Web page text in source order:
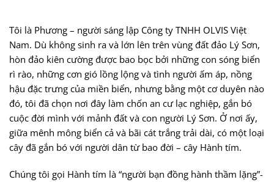
Tôi là Phương – người sáng lập Công ty TNHH OLVIS Việt
Nam. Dù không sinh ra và lớn lên trên vùng đất đảo Lý Sơn,
hòn đảo kiên cường được bao bọc bởi những con sóng biển
rì rào, những cơn gió lồng lộng và tình người ấm áp, nồng
hậu đặc trưng của miền biển, nhưng bằng một cơ duyên nào
đó, tôi đã chọn nơi đây làm chốn an cư lạc nghiệp, gắn bó
cuộc đời mình với mảnh đất và con người Lý Sơn. Ở nơi ấy,
giữa mênh mông biển cả và bãi cát trắng trải dài, có một loại
cây đã gắn bó với người dân từ bao đời – cây Hành tím.
Chúng tôi gọi Hành tím là “người bạn đồng hành thầm lặng”-